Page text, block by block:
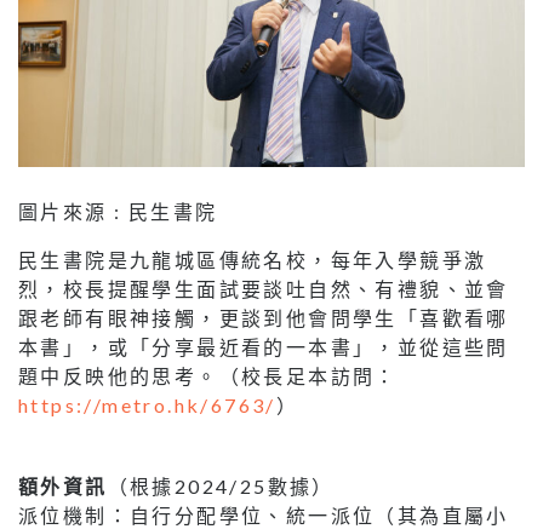
圖片來源 : 民生書院
民生書院是九龍城區傳統名校，每年入學競爭激
烈，校長提醒學生面試要談吐自然、有禮貌、並會
跟老師有眼神接觸，更談到他會問學生「喜歡看哪
本書」，或「分享最近看的一本書」，並從這些問
題中反映他的思考。（校長足本訪問：
https://metro.hk/6763/ ）
額外資訊
（根據2024/25數據）
派位機制：自行分配學位、統一派位（其為直屬小